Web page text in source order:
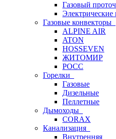
Газовый
Электрические
Газовые конвекторы
ALPINE AIR
ATON
HOSSEVEN
ЖИТОМИР
РОСС
Горелки
Газовые
Дизельные
Пеллетные
Дымоходы
CORAX
Канализация
Внутренняя